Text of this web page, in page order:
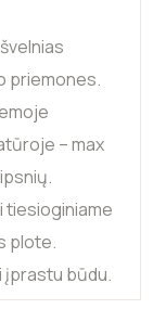
priemones.
– max
tiesioginiame
plote.
įprastu būdu.